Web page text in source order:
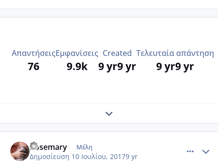
Απαντήσεις
76
Εμφανίσεις
9.9k
Created
9 yr9 yr
Τελευταία απάντηση
9 yr9 yr
Expand topic overview
Rosemary Μέλη
Δημοσίευση 10 Ιουλίου, 20179 yr